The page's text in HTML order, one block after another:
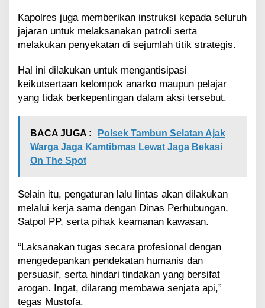
r
j
n
T
e
i
b
Kapolres juga memberikan instruksi kepada seluruh
jajaran untuk melaksanakan patroli serta
melakukan penyekatan di sejumlah titik strategis.
Hal ini dilakukan untuk mengantisipasi
keikutsertaan kelompok anarko maupun pelajar
yang tidak berkepentingan dalam aksi tersebut.
BACA JUGA :
Polsek Tambun Selatan Ajak
Warga Jaga Kamtibmas Lewat Jaga Bekasi
On The Spot
Selain itu, pengaturan lalu lintas akan dilakukan
melalui kerja sama dengan Dinas Perhubungan,
Satpol PP, serta pihak keamanan kawasan.
“Laksanakan tugas secara profesional dengan
mengedepankan pendekatan humanis dan
persuasif, serta hindari tindakan yang bersifat
arogan. Ingat, dilarang membawa senjata api,”
tegas Mustofa.